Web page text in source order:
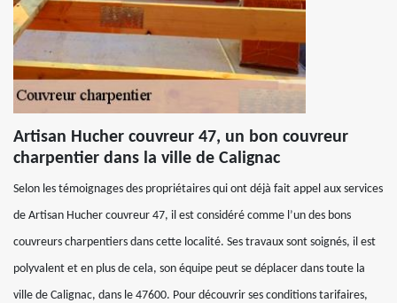
Artisan Hucher couvreur 47, un bon couvreur
charpentier dans la ville de Calignac
Selon les témoignages des propriétaires qui ont déjà fait appel aux services
de Artisan Hucher couvreur 47, il est considéré comme l’un des bons
couvreurs charpentiers dans cette localité. Ses travaux sont soignés, il est
polyvalent et en plus de cela, son équipe peut se déplacer dans toute la
ville de Calignac, dans le 47600. Pour découvrir ses conditions tarifaires,